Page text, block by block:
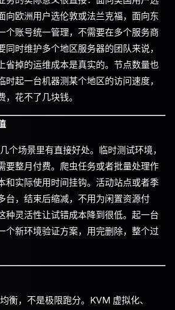
向欧洲用户选伦敦或法兰克福，面向东
个账号统一管理，不需要在多个服务商
同时维护多个地区服务器的团队来说，
省掉的运维成本是真实的。节点数量也
时起一台机器测某个地区的访问速度，
花不了几块钱。
个场景里有直接好处。临时测试环境，
要整月付费。爬虫任务或者批量处理作
和实际使用时间挂钩。活动站点或者季
台，结束后缩减，不用为闲置资源付
种灵活性让试错成本降到很低。起一台
个新环境验证方案，用完删除，整个过
衡，不是极限跑分。KVM 虚拟化、